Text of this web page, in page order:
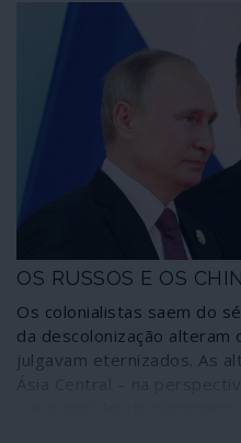
a crer que tenha sido
décadas depois confirma-
longa série de guerras
estruturas estatais do
Rumsfeld/Cebrowski) e
recursos naturais.
semanas, a guerra
planificada para se
dia, personalidades
retirada parcial acordada
administração Trump.
OS RUSSOS E OS
Os colonialistas saem do
da descolonização
julgavam eternizados. As